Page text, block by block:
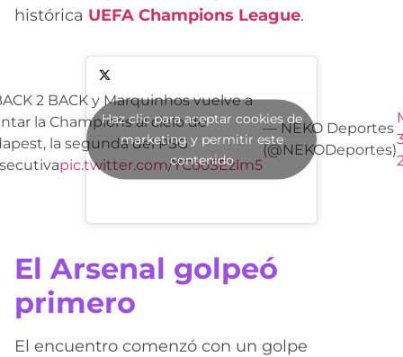
histórica UEFA Champions League.
2 BACK y Marquinhos vuelve a
la Champions al cielo de
la segunda del PSG
pic.twitter.com/YCooSEzlm5
— NEKO Deportes
(@NEKODeportes)
Haz clic para aceptar cookies de
marketing y permitir este
contenido
El Arsenal golpeó
primero
El encuentro comenzó con un golpe